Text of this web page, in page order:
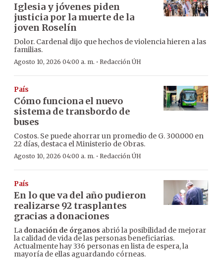
Iglesia y jóvenes piden
justicia por la muerte de la
joven Roselín
Dolor. Cardenal dijo que hechos de violencia hieren a las
familias.
Agosto 10, 2026 04:00 a. m. · Redacción ÚH
País
Cómo funciona el nuevo
sistema de transbordo de
buses
Costos. Se puede ahorrar un promedio de G. 300.000 en
22 días, destaca el Ministerio de Obras.
Agosto 10, 2026 04:00 a. m. · Redacción ÚH
País
En lo que va del año pudieron
realizarse 92 trasplantes
gracias a donaciones
La donación de órganos abrió la posibilidad de mejorar
la calidad de vida de las personas beneficiarias.
Actualmente hay 336 personas en lista de espera, la
mayoría de ellas aguardando córneas.